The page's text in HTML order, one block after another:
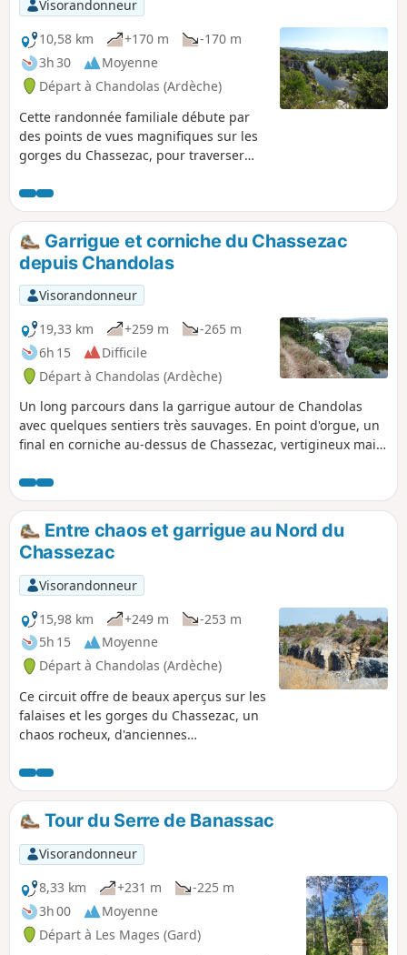
Visorandonneur
10,58 km
+170 m
-170 m
3h 30
Moyenne
Départ à Chandolas (Ardèche)
Cette randonnée familiale débute par
des points de vues magnifiques sur les
gorges du Chassezac, pour traverser
dans une forêt à la Tolkien. Plus loin, on
trouvera des capitelles, anciens abris en
pierre sèche. Le retour propose un
parcours classique des paysages
calcaires de l'Ardèche du Sud par une
petite route peu fréquentée hors saison
(les allergiques au goudron trouveront
pour partie des variantes par la
garrigue).
Garrigue et corniche du Chassezac
depuis Chandolas
Visorandonneur
19,33 km
+259 m
-265 m
6h 15
Difficile
Départ à Chandolas (Ardèche)
Un long parcours dans la garrigue autour de Chandolas
avec quelques sentiers très sauvages. En point d'orgue, un
final en corniche au-dessus de Chassezac, vertigineux mais
est fortement conseillée en privilégiant les cartes
OpenStreetMap, car il y a beaucoup de traces dans la
garrigue.Entre chaos et garrigue au Nord du
Chassezac
Visorandonneur
15,98 km
+249 m
-253 m
5h 15
Moyenne
Départ à Chandolas (Ardèche)
Ce circuit offre de beaux aperçus sur les
falaises et les gorges du Chassezac, un
chaos rocheux, d'anciennes
retour par un paysage de garrigue
moins poétique peut-être mais
néanmoins typique de l'Ardèche du Sud.
Tour du Serre de Banassac
Visorandonneur
8,33 km
+231 m
-225 m
3h 00
Moyenne
Départ à Les Mages (Gard)